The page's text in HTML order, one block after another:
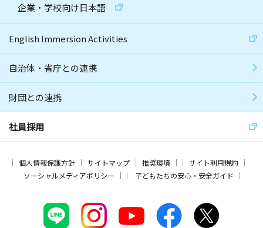
企業・学校向け日本語
English Immersion Activities
自治体・省庁との連携
財団との連携
社員採用
個人情報保護方針 サイトマップ 推奨環境
サイト利用規約
ソーシャルメディアポリシー
子どもたちの安心・安全ガイド